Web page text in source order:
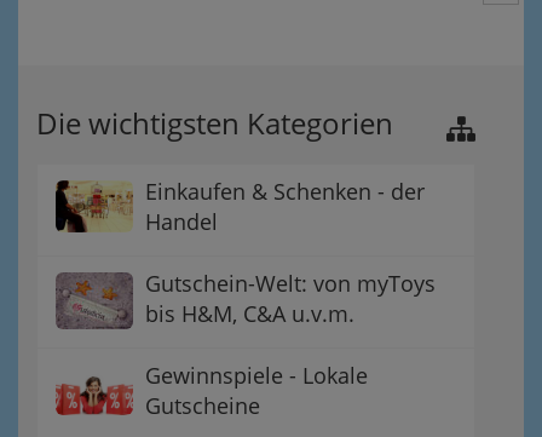
Die wichtigsten Kategorien
Einkaufen & Schenken - der
Handel
Gutschein-Welt: von myToys
bis H&M, C&A u.v.m.
Gewinnspiele - Lokale
Gutscheine